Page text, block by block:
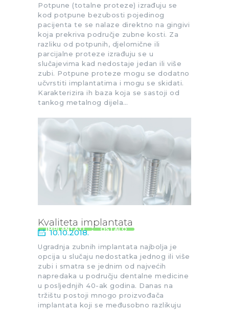
Potpune (totalne proteze) izrađuju se
kod potpune bezubosti pojedinog
pacijenta te se nalaze direktno na gingivi
koja prekriva područje zubne kosti. Za
razliku od potpunih, djelomične ili
parcijalne proteze izrađuju se u
slučajevima kad nedostaje jedan ili više
zubi. Potpune proteze mogu se dodatno
učvrstiti implantatima i mogu se skidati.
Karakterizira ih baza koja se sastoji od
tankog metalnog dijela…
Kvaliteta implantata
IMPLANTATI OSTALO
10.10.2018.
Ugradnja zubnih implantata najbolja je
opcija u slučaju nedostatka jednog ili više
zubi i smatra se jednim od najvećih
napredaka u području dentalne medicine
u posljednjih 40-ak godina. Danas na
tržištu postoji mnogo proizvođača
implantata koji se međusobno razlikuju